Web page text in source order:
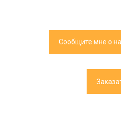
Сообщите мне о